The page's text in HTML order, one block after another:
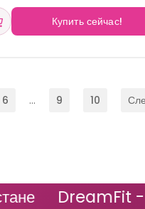
Купить сейчас!
6 ... 9 10
- Самый